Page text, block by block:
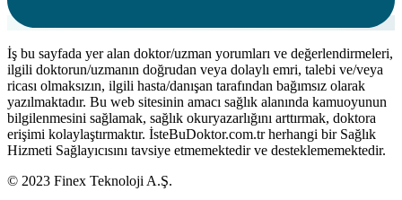
İş bu sayfada yer alan doktor/uzman yorumları ve değerlendirmeleri,
ilgili doktorun/uzmanın doğrudan veya dolaylı emri, talebi ve/veya
ricası olmaksızın, ilgili hasta/danışan tarafından bağımsız olarak
yazılmaktadır. Bu web sitesinin amacı sağlık alanında kamuoyunun
bilgilenmesini sağlamak, sağlık okuryazarlığını arttırmak, doktora
erişimi kolaylaştırmaktır. İsteBuDoktor.com.tr herhangi bir Sağlık
Hizmeti Sağlayıcısını tavsiye etmemektedir ve desteklememektedir.
© 2023 Finex Teknoloji A.Ş.